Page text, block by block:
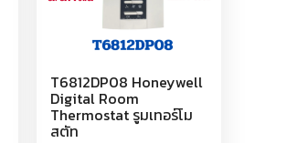
T6812DP08 Honeywell
Digital Room
Thermostat รูมเทอร์โม
สตัท